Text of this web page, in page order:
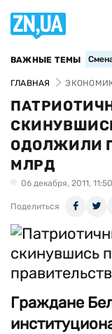
ВАЖНЫЕ ТЕМЫ
ГЛАВНАЯ
ОДОЛЖИЛИ
МЛРД
06 декабря, 2011, 11:50
Поделиться
Граждане